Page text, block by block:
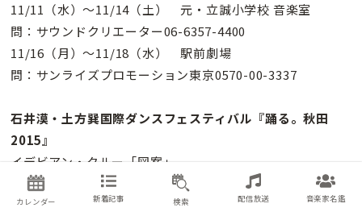
11/11（水）〜11/14（土） 元・立誠小学校 音楽室
問：サウンドクリエーター06-6357-4400
11/16（月）〜11/18（水） 駅前劇場
問：サンライズプロモーション東京0570-00-3337
石井漠・土方巽国際ダンスフェスティバル『踊る。秋田
2015』
イデビアン・クルー「図案」
11/12（木）18：30 秋田市文化会館
振付・演出・出／井出茂太 出／斉藤美音子 菅尾なぎさ 金
カレンダー 新着記事 検索 配信放送 音楽家名鑑